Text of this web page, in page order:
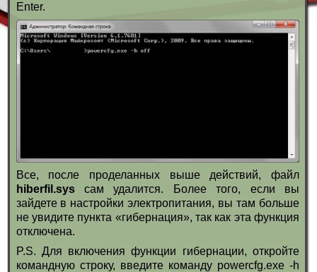
Enter.
Все, после проделанных выше действий, файл
hiberfil.sysсам удалится. Более того, если вы
зайдете в настройки электропитания, вы там больше
не увидите пункта «гибернация», так как эта функция
отключена.
P.S. Для включения функции гибернации, откройте
командную строку, введите команду powercfg.exe -h